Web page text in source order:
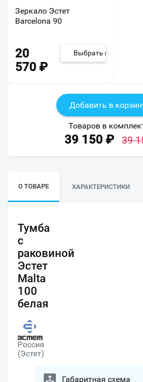
Зеркало Эстет
Barcelona 90
20
570 ₽
Выбрать из 2
Добавить в
Товаров в
39 150 ₽ 39
О ТОВАРЕ ХАРАКТЕРИСТИКИ
Тумба
с
раковиной
Эстет
Malta
100
белая
Россия
(Эстет)
Габаритная схема